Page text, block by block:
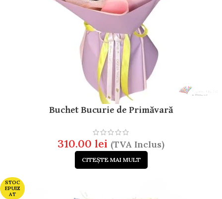
Buchet Bucurie de Primăvară
310.00 lei (TVA Inclus)
CITEȘTE MAI MULT
STOC
EPUIZ
AT